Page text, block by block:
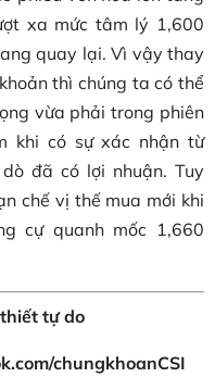
xa mức tâm lý 1,600
quay lại. Vì vậy thay
thì chúng ta có thể
vừa phải trong phiên
khi có sự xác nhận từ
đã có lợi nhuận. Tuy
chế vị thế mua mới khi
cự quanh mốc 1,660
tự do
chungkhoanCSI